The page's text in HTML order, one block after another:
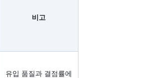
비고
유입 품질과 결점률에